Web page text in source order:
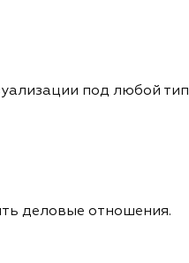
под любой тип
деловые отношения.